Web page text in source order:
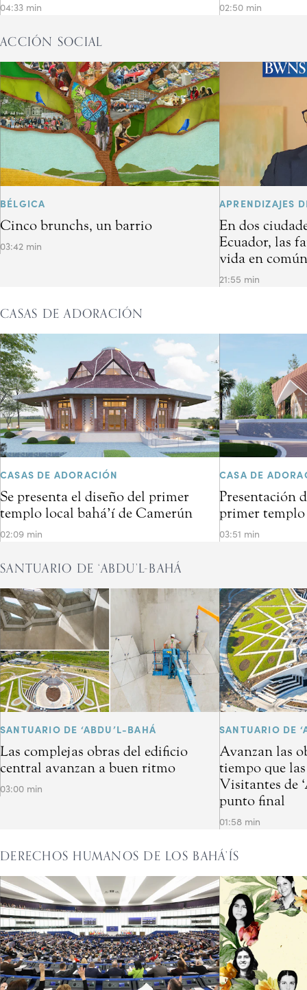
04:33 min 02:50 min
ACCIÓN SOCIAL
BÉLGICA
Cinco brunchs, un barrio
03:42 min
APRENDIZAJES
En dos
Ecuador, las
vida en
21:55 min
CASAS DE ADORACIÓN
CASAS DE ADORACIÓN
Se presenta el diseño del primer
templo local bahá’í de Camerún
02:09 min
CASA DE
Presentación
primer templo
03:51 min
SANTUARIO DE ‘ABDU’L-BAHÁ
SANTUARIO DE ‘ABDU’L-BAHÁ
Las complejas obras del edificio
central avanzan a buen ritmo
03:00 min
SANTUARIO DE
Avanzan las
tiempo que
Visitantes de
punto final
01:58 min
DERECHOS HUMANOS DE LOS BAHÁ’ÍS